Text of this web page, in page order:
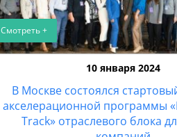
Смотреть +
10 января 2024
В Москве состоялся
акселерационной программы
Track» отраслевого блока